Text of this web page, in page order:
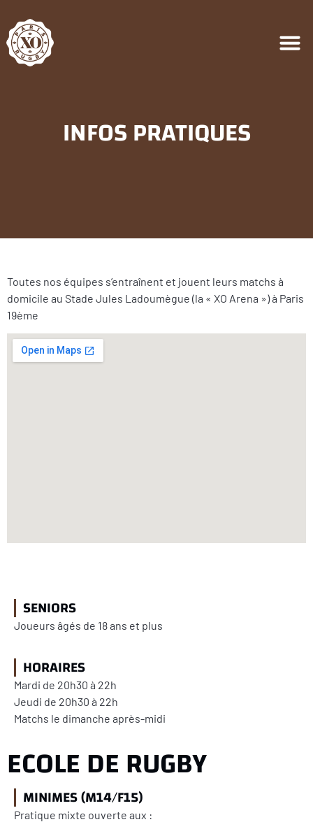
INFOS PRATIQUES
Toutes nos équipes s’entraînent et jouent leurs matchs à
domicile au Stade Jules Ladoumègue (la « XO Arena ») à Paris
19ème
SENIORS
Joueurs âgés de 18 ans et plus
HORAIRES
Mardi de 20h30 à 22h
Jeudi de 20h30 à 22h
Matchs le dimanche après-midi
ECOLE DE RUGBY
MINIMES (M14/F15)
Pratique mixte ouverte aux :